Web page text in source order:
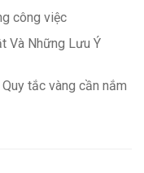
công việc
Và Những Lưu Ý
tắc vàng cần nắm